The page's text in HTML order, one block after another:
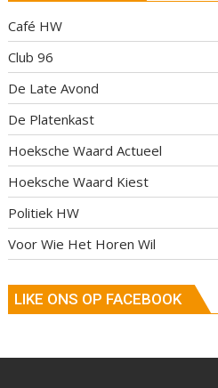
Café HW
Club 96
De Late Avond
De Platenkast
Hoeksche Waard Actueel
Hoeksche Waard Kiest
Politiek HW
Voor Wie Het Horen Wil
LIKE ONS OP FACEBOOK